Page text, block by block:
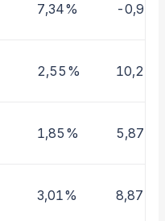
7,34% -0,97%
2,55%
1,85% 5,87%
3,01% 8,87%